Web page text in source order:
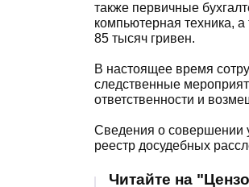
также первичные
компьютерная техника,
85 тысяч гривен.
В настоящее время
следственные
ответственности и
Сведения о совершении
реестр досудебных
Читайте на